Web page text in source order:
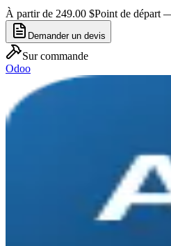
À partir de 249.00 $Point de départ
Demander un devis
Sur commande
Odoo